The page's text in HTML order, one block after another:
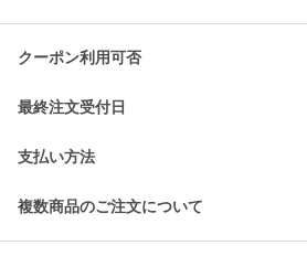
クーポン利用可否
最終注文受付日
支払い方法
複数商品のご注文について